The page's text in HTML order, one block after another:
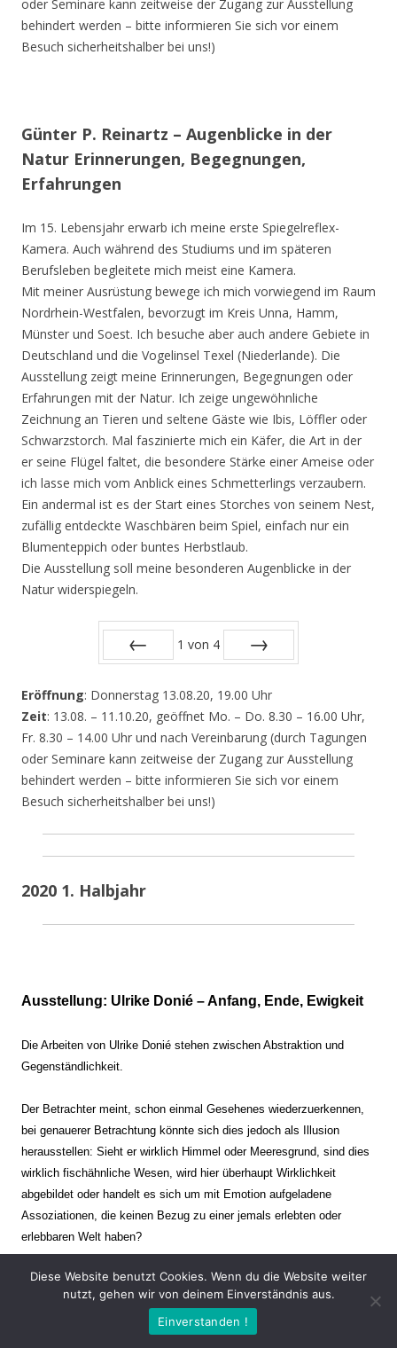
oder Seminare kann zeitweise der Zugang zur Ausstellung
behindert werden – bitte informieren Sie sich vor einem
Besuch sicherheitshalber bei uns!)
Günter P. Reinartz – Augenblicke in der
Natur Erinnerungen, Begegnungen,
Erfahrungen
Im 15. Lebensjahr erwarb ich meine erste Spiegelreflex-
Kamera. Auch während des Studiums und im späteren
Berufsleben begleitete mich meist eine Kamera.
Mit meiner Ausrüstung bewege ich mich vorwiegend im Raum
Nordrhein-Westfalen, bevorzugt im Kreis Unna, Hamm,
Münster und Soest. Ich besuche aber auch andere Gebiete in
Deutschland und die Vogelinsel Texel (Niederlande). Die
Ausstellung zeigt meine Erinnerungen, Begegnungen oder
Erfahrungen mit der Natur. Ich zeige ungewöhnliche
Zeichnung an Tieren und seltene Gäste wie Ibis, Löffler oder
Schwarzstorch. Mal faszinierte mich ein Käfer, die Art in der
er seine Flügel faltet, die besondere Stärke einer Ameise oder
ich lasse mich vom Anblick eines Schmetterlings verzaubern.
Ein andermal ist es der Start eines Storches von seinem Nest,
zufällig entdeckte Waschbären beim Spiel, einfach nur ein
Blumenteppich oder buntes Herbstlaub.
Die Ausstellung soll meine besonderen Augenblicke in der
Natur widerspiegeln.
1 von 4
Eröffnung: Donnerstag 13.08.20, 19.00 Uhr
Zeit: 13.08. – 11.10.20, geöffnet Mo. – Do. 8.30 – 16.00 Uhr,
Fr. 8.30 – 14.00 Uhr und nach Vereinbarung (durch Tagungen
oder Seminare kann zeitweise der Zugang zur Ausstellung
behindert werden – bitte informieren Sie sich vor einem
Besuch sicherheitshalber bei uns!)
2020 1. Halbjahr
Ausstellung: Ulrike Donié – Anfang, Ende, Ewigkeit
Die Arbeiten von Ulrike Donié stehen zwischen Abstraktion und
Gegenständlichkeit.
Der Betrachter meint, schon einmal Gesehenes wiederzuerkennen,
bei genauerer Betrachtung könnte sich dies jedoch als Illusion
herausstellen: Sieht er wirklich Himmel oder Meeresgrund, sind dies
wirklich fischähnliche Wesen, wird hier überhaupt Wirklichkeit
abgebildet oder handelt es sich um mit Emotion aufgeladene
Assoziationen, die keinen Bezug zu einer jemals erlebten oder
erlebbaren Welt haben?
Verharren und Dynamik stehen sich dabei gegenüber. Zeit steht still
oder verrinnt im Nu. Es soll dabei eine Spannung, auch farblich, bis
zur Schmerzgrenze erzeugt werden. Die Arbeiten stellen ambivalente
Diese Website benutzt Cookies. Wenn du die Website weiter
nutzt, gehen wir von deinem Einverständnis aus.
Einverstanden !